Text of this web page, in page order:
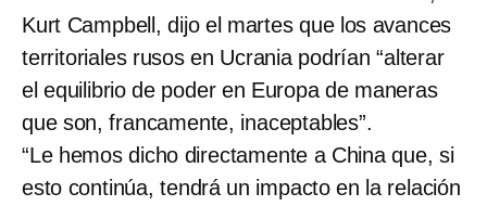
Kurt Campbell, dijo el martes que los avances
territoriales rusos en Ucrania podrían “alterar
el equilibrio de poder en Europa de maneras
que son, francamente, inaceptables”.
“Le hemos dicho directamente a China que, si
esto continúa, tendrá un impacto en la relación